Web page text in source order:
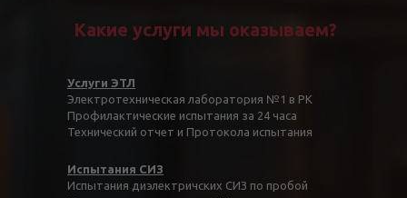
Услуги ЭТЛ
Электротехническая лаборатория №1 в РК
Профилактические испытания за 24 часа
Технический отчет и Протокола испытания
Испытания СИЗ
Испытания диэлектричских СИЗ по пробой
Какие услуги мы оказываем?